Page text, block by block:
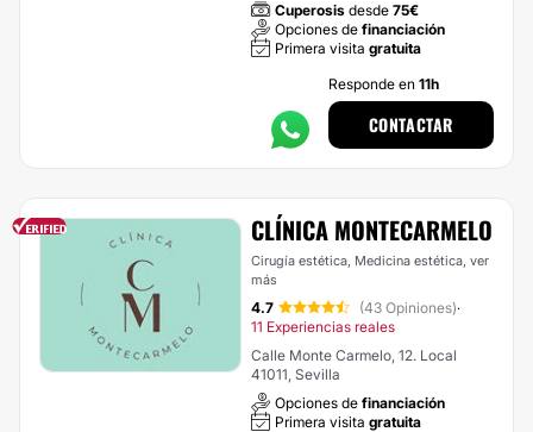
Cuperosis desde 75€
Opciones de financiación
Primera visita gratuita
Responde en 11h
CONTACTAR
CLÍNICA MONTECARMELO
Cirugía estética, Medicina estética, ver
más
4.7 (43 Opiniones)·
11 Experiencias reales
Calle Monte Carmelo, 12. Local
41011, Sevilla
Opciones de financiación
Primera visita gratuita